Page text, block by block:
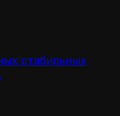
стабильных